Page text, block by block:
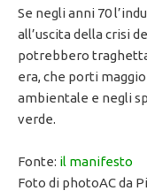
Se negli anni 70
all’uscita della crisi
potrebbero
era, che porti
ambientale e negli
verde.
Fonte: il manifesto
Foto di photoAC da